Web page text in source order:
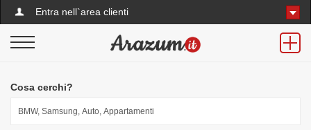
Entra nell`area clienti
Cosa cerchi?